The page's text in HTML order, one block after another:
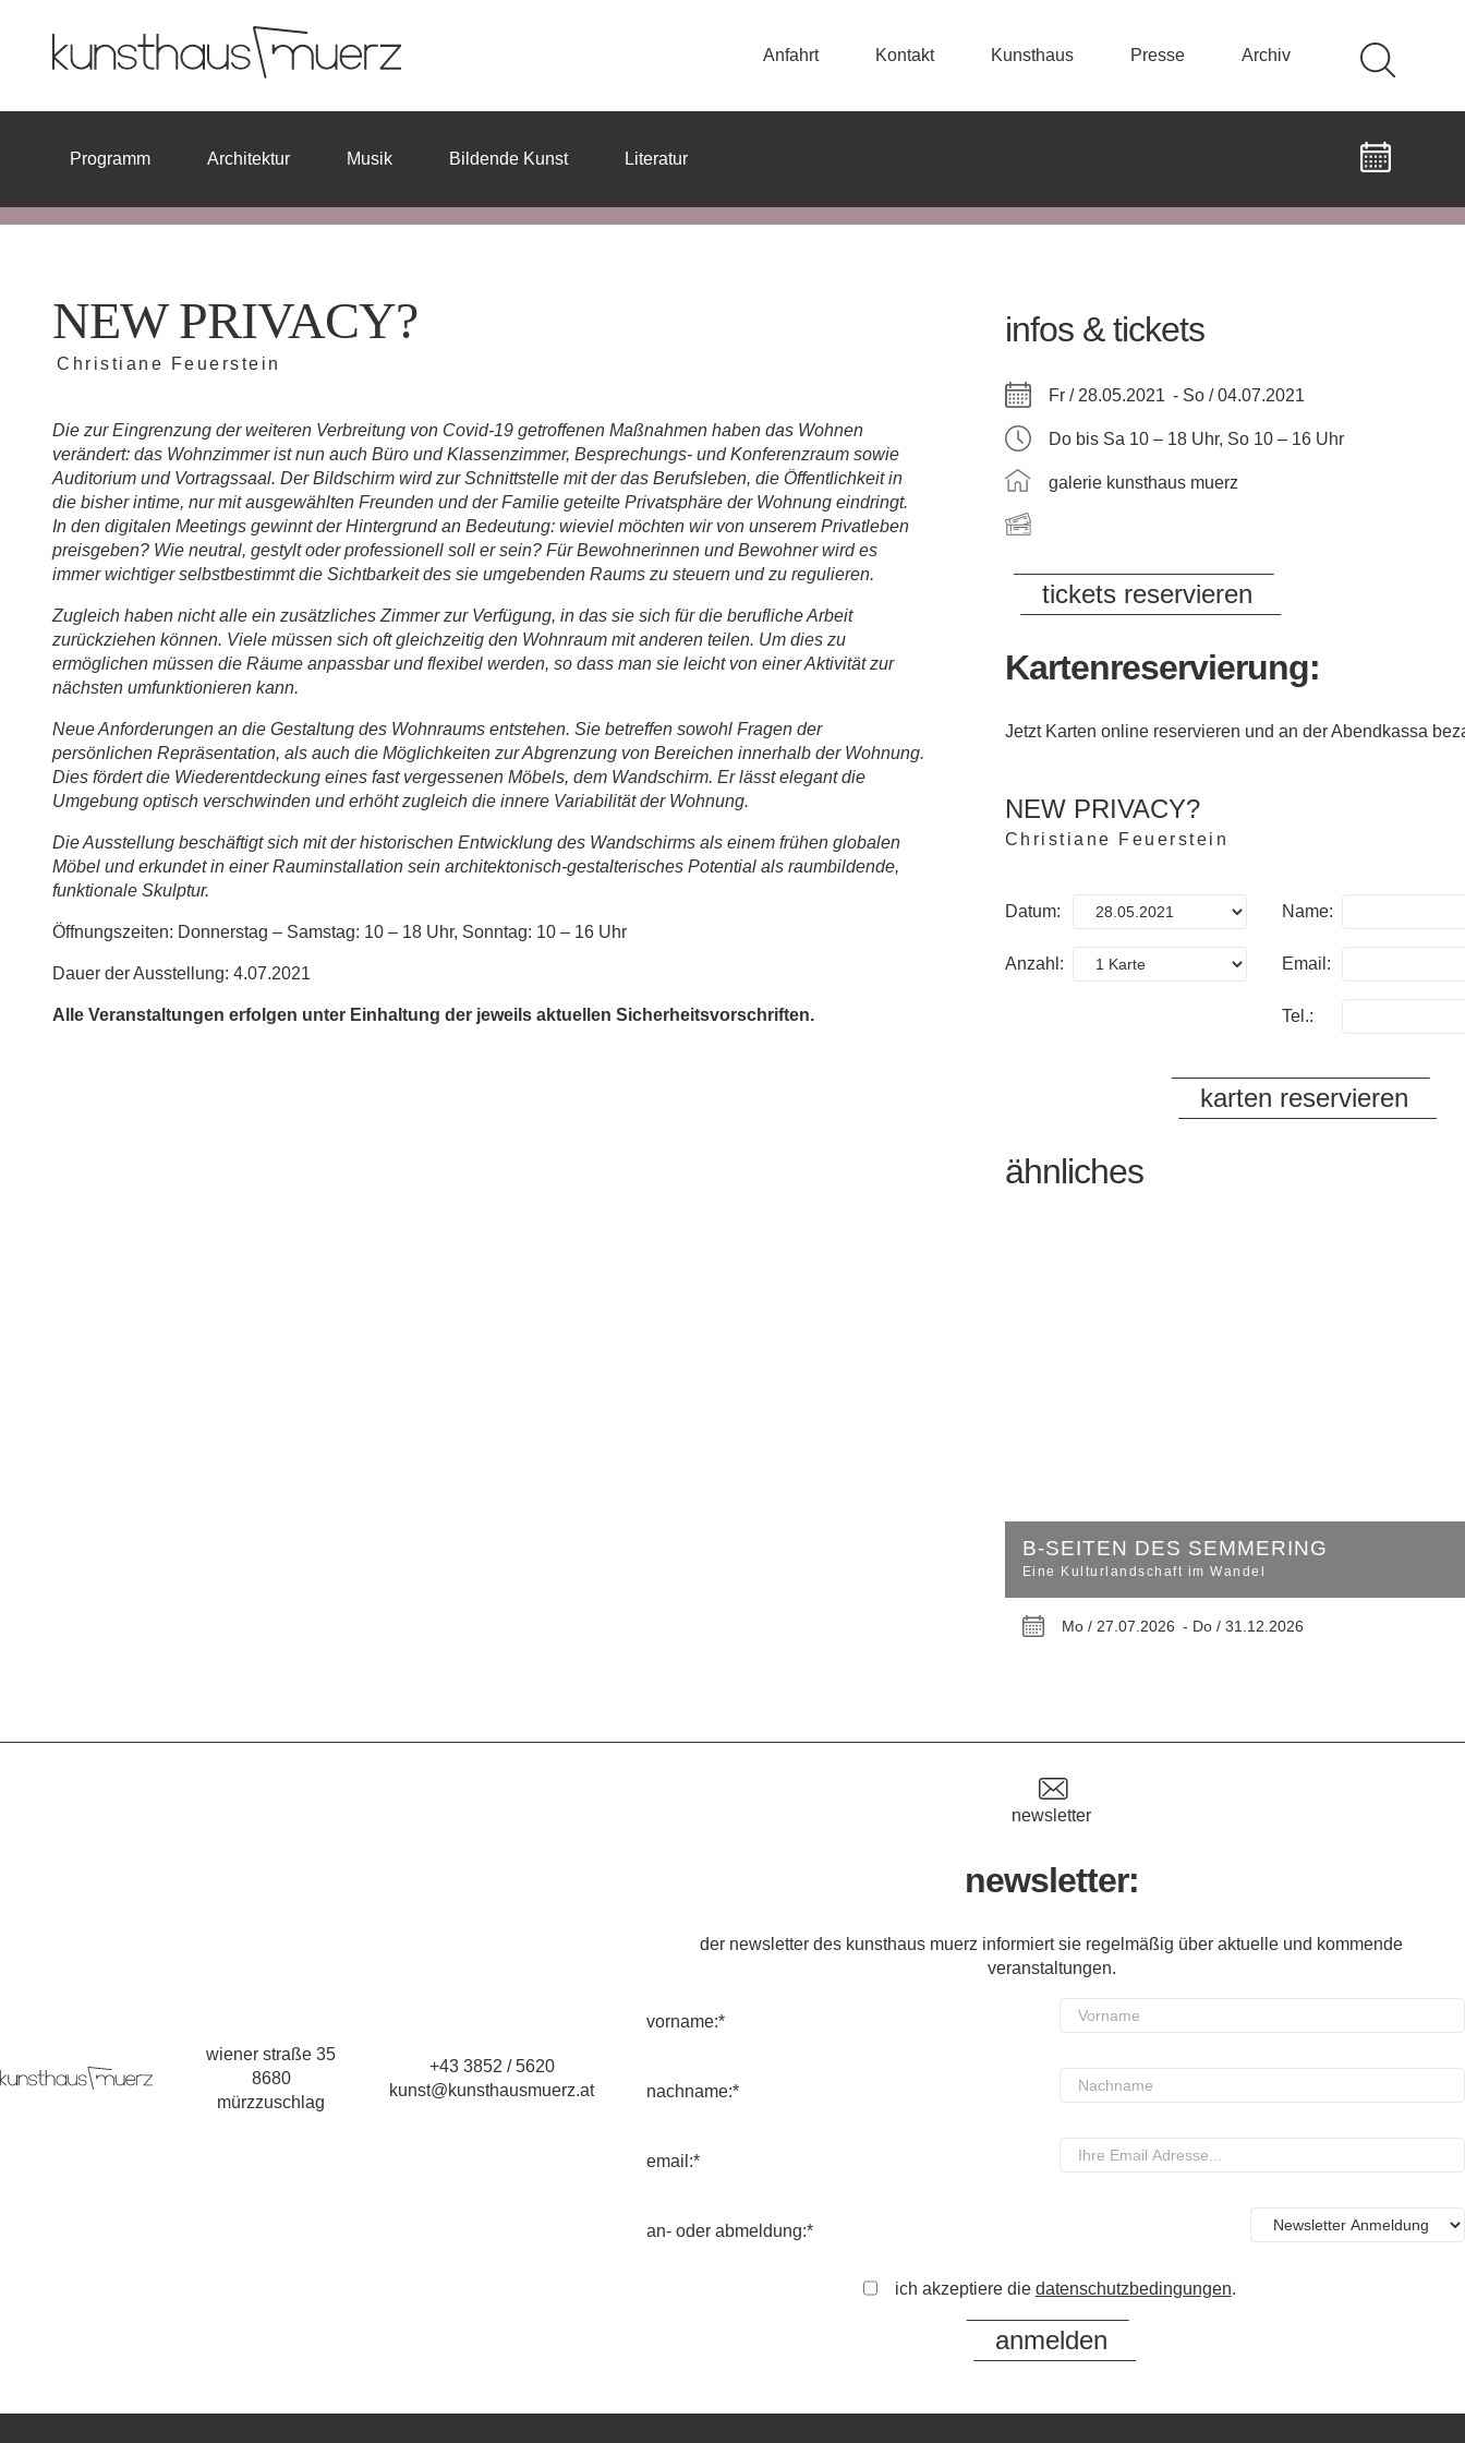
Anfahrt Kontakt Kunsthaus Presse Archiv
Programm Architektur Musik Bildende Kunst Literatur
NEW PRIVACY?
Christiane Feuerstein
Die zur Eingrenzung der weiteren Verbreitung von Covid-19 getroffenen Maßnahmen haben das Wohnen
verändert: das Wohnzimmer ist nun auch Büro und Klassenzimmer, Besprechungs- und Konferenzraum sowie
Auditorium und Vortragssaal. Der Bildschirm wird zur Schnittstelle mit der das Berufsleben, die Öffentlichkeit in
die bisher intime, nur mit ausgewählten Freunden und der Familie geteilte Privatsphäre der Wohnung eindringt.
In den digitalen Meetings gewinnt der Hintergrund an Bedeutung: wieviel möchten wir von unserem Privatleben
preisgeben? Wie neutral, gestylt oder professionell soll er sein? Für Bewohnerinnen und Bewohner wird es
immer wichtiger selbstbestimmt die Sichtbarkeit des sie umgebenden Raums zu steuern und zu regulieren.
Zugleich haben nicht alle ein zusätzliches Zimmer zur Verfügung, in das sie sich für die berufliche Arbeit
zurückziehen können. Viele müssen sich oft gleichzeitig den Wohnraum mit anderen teilen. Um dies zu
ermöglichen müssen die Räume anpassbar und flexibel werden, so dass man sie leicht von einer Aktivität zur
nächsten umfunktionieren kann.
Neue Anforderungen an die Gestaltung des Wohnraums entstehen. Sie betreffen sowohl Fragen der
persönlichen Repräsentation, als auch die Möglichkeiten zur Abgrenzung von Bereichen innerhalb der Wohnung.
Dies fördert die Wiederentdeckung eines fast vergessenen Möbels, dem Wandschirm. Er lässt elegant die
Umgebung optisch verschwinden und erhöht zugleich die innere Variabilität der Wohnung.
Die Ausstellung beschäftigt sich mit der historischen Entwicklung des Wandschirms als einem frühen globalen
Möbel und erkundet in einer Rauminstallation sein architektonisch-gestalterisches Potential als raumbildende,
funktionale Skulptur.
Öffnungszeiten: Donnerstag – Samstag: 10 – 18 Uhr, Sonntag: 10 – 16 Uhr
Dauer der Ausstellung: 4.07.2021
Alle Veranstaltungen erfolgen unter Einhaltung der jeweils aktuellen Sicherheitsvorschriften.
infos & tickets
Fr / 28.05.2021 - So / 04.07.2021
Do bis Sa 10 – 18 Uhr, So 10 – 16 Uhr
galerie kunsthaus muerz
tickets reservieren
Kartenreservierung:
Jetzt Karten online reservieren und an der Abendkassa
NEW PRIVACY?
Christiane Feuerstein
Datum:
Anzahl:
Name:
Email:
Tel.:
ähnliches
B-SEITEN DES SEMMERING
Eine Kulturlandschaft im Wandel
Mo / 27.07.2026 - Do / 31.12.2026
wiener straße 35
8680
mürzzuschlag
+43 3852 / 5620
kunst@kunsthausmuerz.at
newsletter
newsletter:
der newsletter des kunsthaus muerz informiert sie regelmäßig über aktuelle und kommende
veranstaltungen.
vorname:*
nachname:*
email:*
an- oder abmeldung:*
ich akzeptiere die datenschutzbedingungen.